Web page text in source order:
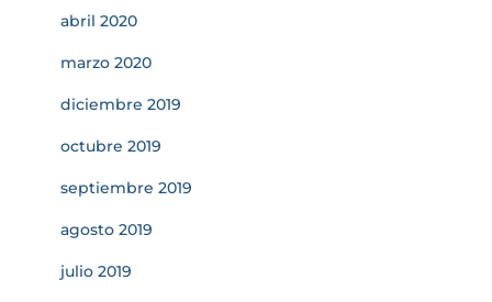
abril 2020
marzo 2020
diciembre 2019
octubre 2019
septiembre 2019
agosto 2019
julio 2019